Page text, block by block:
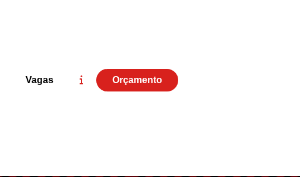
Vagas Orçamento